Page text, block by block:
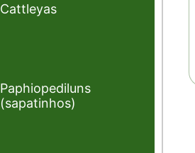
Cattleyas
Paphiopediluns
(sapatinhos)